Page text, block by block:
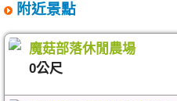
附近景點
魔菇部落休閒農場
0公尺